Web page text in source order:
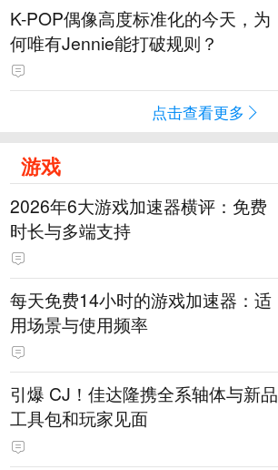
K-POP偶像高度标准化的今天，为
何唯有Jennie能打破规则？
点击查看更多
游戏
2026年6大游戏加速器横评：免费
时长与多端支持
每天免费14小时的游戏加速器：适
用场景与使用频率
引爆 CJ！佳达隆携全系轴体与新品
工具包和玩家见面